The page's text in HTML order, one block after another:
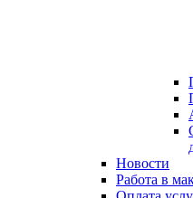
Новости
Работа в